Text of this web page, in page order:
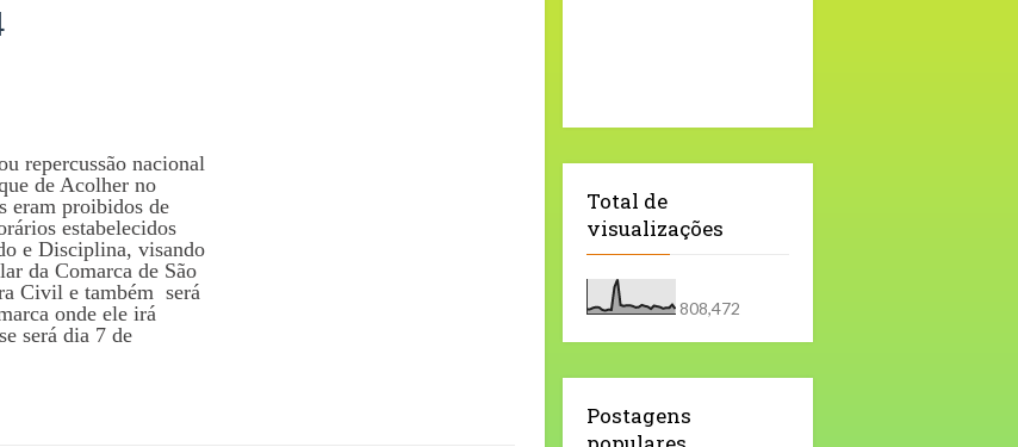
repercussão nacional
de Acolher no
eram proibidos de
estabelecidos
e Disciplina, visando
da Comarca de São
Civil e também será
onde ele irá
será dia 7 de
Total de
visualizações
808,472
Postagens